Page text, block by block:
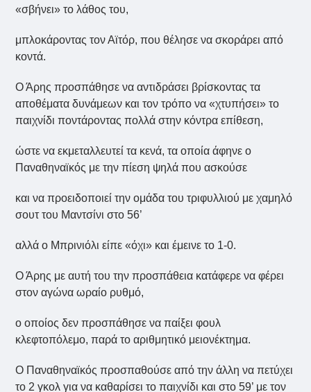
«σβήνει» το λάθος του,
μπλοκάροντας τον Αϊτόρ, που θέλησε να σκοράρει από
κοντά.
Ο Άρης προσπάθησε να αντιδράσει βρίσκοντας τα
αποθέματα δυνάμεων και τον τρόπο να «χτυπήσει» το
παιχνίδι ποντάροντας πολλά στην κόντρα επίθεση,
ώστε να εκμεταλλευτεί τα κενά, τα οποία άφηνε ο
Παναθηναϊκός με την πίεση ψηλά που ασκούσε
και να προειδοποιεί την ομάδα του τριφυλλιού με χαμηλό
σουτ του Μαντσίνι στο 56’
αλλά ο Μπρινιόλι είπε «όχι» και έμεινε το 1-0.
Ο Άρης με αυτή του την προσπάθεια κατάφερε να φέρει
στον αγώνα ωραίο ρυθμό,
o οποίος δεν προσπάθησε να παίξει φουλ
κλεφτοπόλεμο, παρά το αριθμητικό μειονέκτημα.
Ο Παναθηναϊκός προσπαθούσε από την άλλη να πετύχει
το 2 γκολ για να καθαρίσει το παιχνίδι και στο 59’ με τον